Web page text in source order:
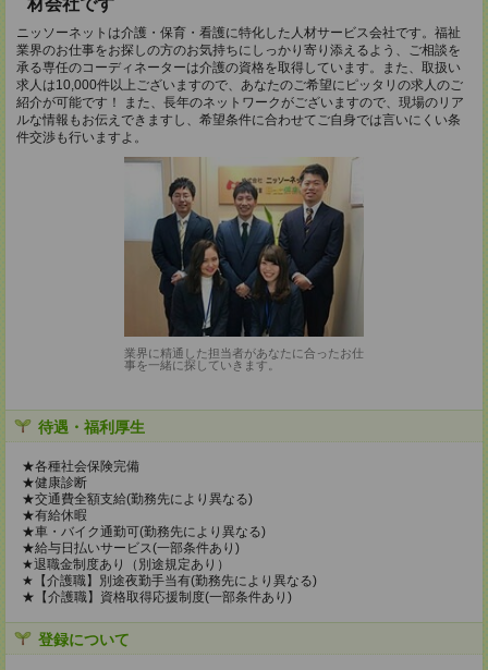
材会社です
ニッソーネットは介護・保育・看護に特化した人材サービス会社です。福祉
業界のお仕事をお探しの方のお気持ちにしっかり寄り添えるよう、ご相談を
承る専任のコーディネーターは介護の資格を取得しています。また、取扱い
求人は10,000件以上ございますので、あなたのご希望にピッタリの求人のご
紹介が可能です！ また、長年のネットワークがございますので、現場のリア
ルな情報もお伝えできますし、希望条件に合わせてご自身では言いにくい条
件交渉も行いますよ。
業界に精通した担当者があなたに合ったお仕
事を一緒に探していきます。
待遇・福利厚生
★各種社会保険完備
★健康診断
★交通費全額支給(勤務先により異なる)
★有給休暇
★車・バイク通勤可(勤務先により異なる)
★給与日払いサービス(一部条件あり)
★退職金制度あり（別途規定あり）
★【介護職】別途夜勤手当有(勤務先により異なる)
★【介護職】資格取得応援制度(一部条件あり)
登録について